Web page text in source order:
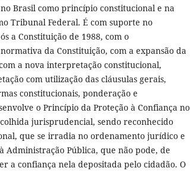
Brasil como princípio constitucional e na
Tribunal Federal. É com suporte no
a Constituição de 1988, com o
da Constituição, com a expansão da
a nova interpretação constitucional,
com utilização das cláusulas gerais,
constitucionais, ponderação e
o Princípio da Proteção à Confiança no
jurisprudencial, sendo reconhecido
que se irradia no ordenamento jurídico e
Administração Pública, que não pode, de
a confiança nela depositada pelo cidadão. O